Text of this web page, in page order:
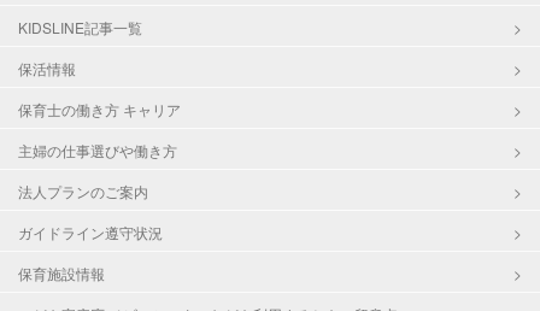
KIDSLINE記事一覧
保活情報
保育士の働き方 キャリア
主婦の仕事選びや働き方
法人プランのご案内
ガイドライン遵守状況
保育施設情報